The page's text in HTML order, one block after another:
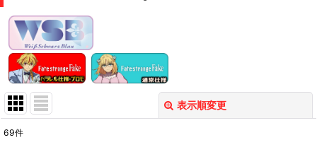
表示順変更
69件